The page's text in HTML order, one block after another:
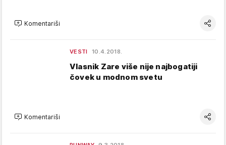
Komentariši
VESTI 10.4.2018.
Vlasnik Zare više nije najbogatiji
čovek u modnom svetu
Komentariši